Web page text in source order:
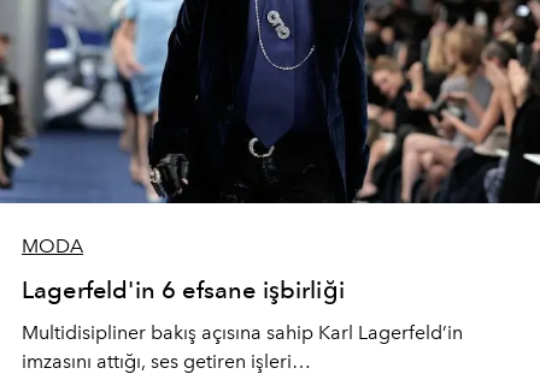
MODA
Lagerfeld'in 6 efsane işbirliği
Multidisipliner bakış açısına sahip Karl Lagerfeld’in
imzasını attığı, ses getiren işleri…